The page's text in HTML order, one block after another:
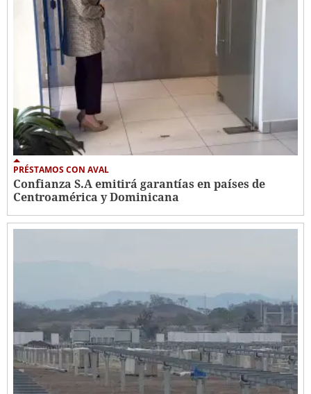
PRÉSTAMOS CON AVAL
Confianza S.A emitirá garantías en países de
Centroamérica y Dominicana